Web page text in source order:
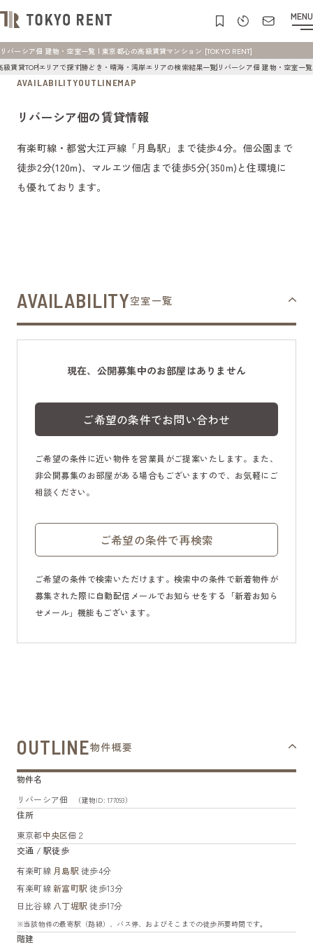
MENU
リバーシア佃 建物・空室一覧 | 東京都心の高級賃貸マンション [TOKYO RENT]
級賃貸TOPエリアで探す勝どき・晴海・湾岸エリアの検索結果一覧リバーシア佃 建物・空室一覧
AVAILABILITYOUTLINEMAP
リバーシア佃の賃貸情報
有楽町線・都営大江戸線「月島駅」まで徒歩4分。佃公園まで
徒歩2分(120m)、マルエツ佃店まで徒歩5分(350m)と住環境に
も優れております。
AVAILABILITY空室一覧
現在、公開募集中のお部屋はありません
ご希望の条件でお問い合わせ
ご希望の条件に近い物件を営業員がご提案いたします。また、
非公開募集のお部屋がある場合もございますので、お気軽にご
相談ください。
ご希望の条件で再検索
ご希望の条件で検索いただけます。検索中の条件で新着物件が
募集された際に自動配信メールでお知らせをする「新着お知ら
せメール」機能もございます。
OUTLINE物件概要
物件名
リバーシア佃
（建物ID: 177093）
住所
東京都中央区佃２
交通 / 駅徒歩
有楽町線 月島駅 徒歩4分
有楽町線新富町駅 徒歩13分
日比谷線 八丁堀駅 徒歩17分
※当該物件の最寄駅（路線）、バス停、およびそこまでの徒歩所要時間です。
階建